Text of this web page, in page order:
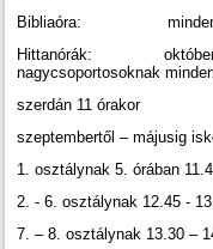
Bibliaóra: minden
Hittanórák: októbertől
nagycsoportosoknak
szerdán 11 órakor
szeptembertől – májusig
1. osztálynak 5. órában
2. - 6. osztálynak 12.45 -
7. – 8. osztálynak 13.30 –